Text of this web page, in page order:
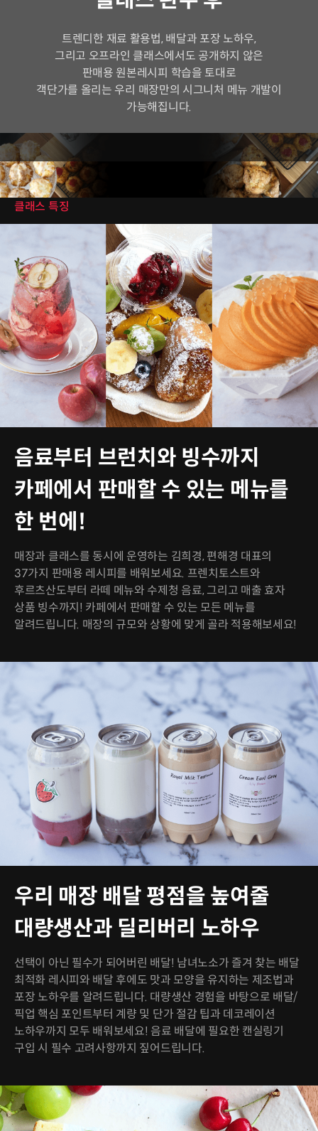
트렌디한 재료 활용법, 배달과 포장 노하우,
그리고 오프라인 클래스에서도 공개하지 않은
판매용 원본레시피 학습을 토대로
객단가를 올리는 우리 매장만의 시그니처 메뉴 개발이
가능해집니다.
클래스 특징
클래스 특징
음료부터 브런치와 빙수까지
카페에서 판매할 수 있는 메뉴를
한 번에!
매장과 클래스를 동시에 운영하는 김희경, 편해경 대표의
37가지 판매용 레시피를 배워보세요. 프렌치토스트와
후르츠산도부터 라떼 메뉴와 수제청 음료, 그리고 매출 효자
상품 빙수까지! 카페에서 판매할 수 있는 모든 메뉴를
알려드립니다. 매장의 규모와 상황에 맞게 골라 적용해보세요!
우리 매장 배달 평점을 높여줄
대량생산과 딜리버리 노하우
선택이 아닌 필수가 되어버린 배달! 남녀노소가 즐겨 찾는 배달
최적화 레시피와 배달 후에도 맛과 모양을 유지하는 제조법과
포장 노하우를 알려드립니다. 대량생산 경험을 바탕으로 배달/
픽업 핵심 포인트부터 계량 및 단가 절감 팁과 데코레이션
노하우까지 모두 배워보세요! 음료 배달에 필요한 캔실링기
구입 시 필수 고려사항까지 짚어드립니다.